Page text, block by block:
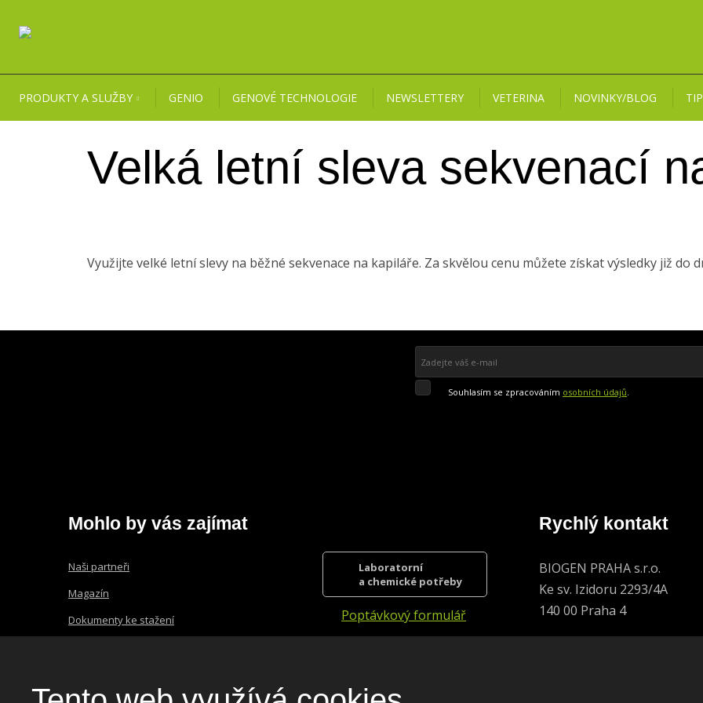
PRODUKTY A SLUŽBY GENIO GENOVÉ TECHNOLOGIE NEWSLETTERY VETERINA NOVINKY/BLOG
Velká letní sleva sekvenací
Využijte velké letní slevy na běžné sekvenace na kapiláře. Za skvělou cenu můžete získat výsledky již do
se
Souhlasím se zpracováním osobních údajů.
Mohlo by vás zajímat
Naši partneři
Magazín
Dokumenty ke stažení
Laboratorní
a chemické potřeby
Poptávkový formulář
Rychlý kontakt
BIOGEN PRAHA s.r.o.
Ke sv. Izidoru 2293/4A
140 00 Praha 4